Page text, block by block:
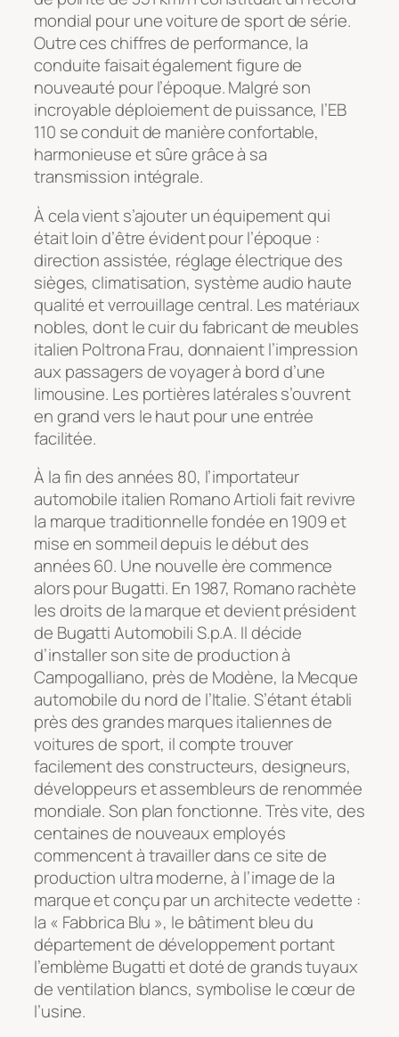
mondial pour une voiture de sport de série.
Outre ces chiffres de performance, la
conduite faisait également figure de
nouveauté pour l’époque. Malgré son
incroyable déploiement de puissance, l’EB
110 se conduit de manière confortable,
harmonieuse et sûre grâce à sa
transmission intégrale.
À cela vient s’ajouter un équipement qui
était loin d’être évident pour l’époque :
direction assistée, réglage électrique des
sièges, climatisation, système audio haute
qualité et verrouillage central. Les matériaux
nobles, dont le cuir du fabricant de meubles
italien Poltrona Frau, donnaient l’impression
aux passagers de voyager à bord d’une
limousine. Les portières latérales s’ouvrent
en grand vers le haut pour une entrée
facilitée.
À la fin des années 80, l’importateur
automobile italien Romano Artioli fait revivre
la marque traditionnelle fondée en 1909 et
mise en sommeil depuis le début des
années 60. Une nouvelle ère commence
alors pour Bugatti. En 1987, Romano rachète
les droits de la marque et devient président
de Bugatti Automobili S.p.A. Il décide
d’installer son site de production à
Campogalliano, près de Modène, la Mecque
automobile du nord de l’Italie. S’étant établi
près des grandes marques italiennes de
voitures de sport, il compte trouver
facilement des constructeurs, designeurs,
développeurs et assembleurs de renommée
mondiale. Son plan fonctionne. Très vite, des
centaines de nouveaux employés
commencent à travailler dans ce site de
production ultra moderne, à l’image de la
marque et conçu par un architecte vedette :
la « Fabbrica Blu », le bâtiment bleu du
département de développement portant
l’emblème Bugatti et doté de grands tuyaux
de ventilation blancs, symbolise le cœur de
l’usine.